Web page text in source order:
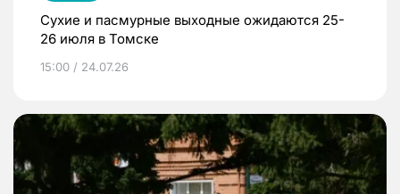
Сухие и пасмурные выходные ожидаются 25-
26 июля в Томске
15:00 / 24.07.26